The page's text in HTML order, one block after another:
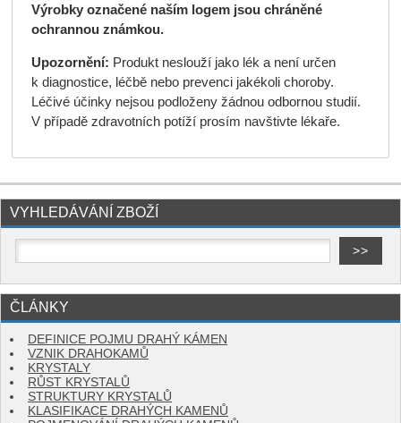
Výrobky označené naším logem jsou chráněné
ochrannou známkou.
Upozornění: Produkt neslouží jako lék a není určen
k diagnostice, léčbě nebo prevenci jakékoli choroby.
Léčivé účinky nejsou podloženy žádnou odbornou studií.
V případě zdravotních potíží prosím navštivte lékaře.
VYHLEDÁVÁNÍ ZBOŽÍ
ČLÁNKY
DEFINICE POJMU DRAHÝ KÁMEN
VZNIK DRAHOKAMŮ
KRYSTALY
RŮST KRYSTALŮ
STRUKTURY KRYSTALŮ
KLASIFIKACE DRAHÝCH KAMENŮ